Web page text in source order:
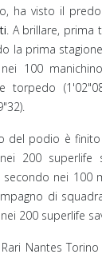
ha visto il
. A brillare, prima
la prima
100
torpedo
del podio è finito
200 superlife
secondo nei 100
di
200 superlife
Nantes Torino